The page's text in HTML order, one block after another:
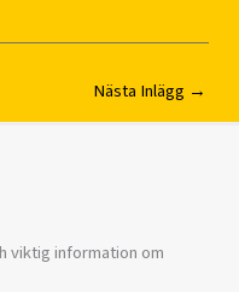
Nästa Inlägg →
viktig information om